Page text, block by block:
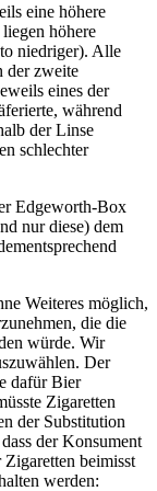
eine höhere
höhere
niedriger). Alle
der zweite
eines der
während
der Linse
schlechter
Edgeworth-Box
nur diese) dem
Weiteres möglich,
die die
würde. Wir
Der
dafür Bier
Zigaretten
der Substitution
der Konsument
beimisst
werden: